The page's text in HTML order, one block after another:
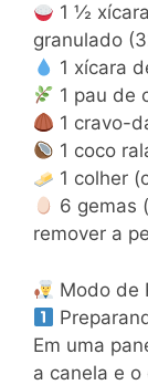
1 ½
granulado
1 xícara
1 pau de
1 cravo-
1 coco
1 colher
6 gemas
remover a
Modo de
Em uma
a canela e